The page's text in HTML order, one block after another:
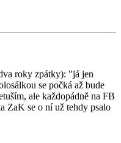
roky zpátky): "já jen
se počká až bude
ale každopádně na FB
ZaK se o ní už tehdy psalo